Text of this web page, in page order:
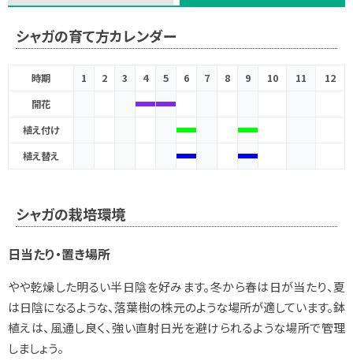
シャガの育て方カレンダー
時期 1 2 3 4 5 6 7 8 9 10 11
12
開花
植え付け
植え替え
シャガの栽培環境
日当たり・置き場所
やや乾燥した明るい半日陰を好みます。冬から春は日が当たり、夏
は日陰になるような、落葉樹の株元のような場所が適しています。鉢
植えは、風通し良く、強い直射日光を避けられるような場所で管理
しましょう。